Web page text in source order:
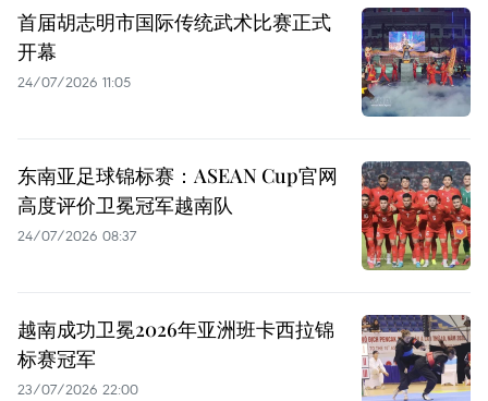
首届胡志明市国际传统武术比赛正式
开幕
24/07/2026 11:05
东南亚足球锦标赛：ASEAN Cup官网
高度评价卫冕冠军越南队
24/07/2026 08:37
越南成功卫冕2026年亚洲班卡西拉锦
标赛冠军
23/07/2026 22:00